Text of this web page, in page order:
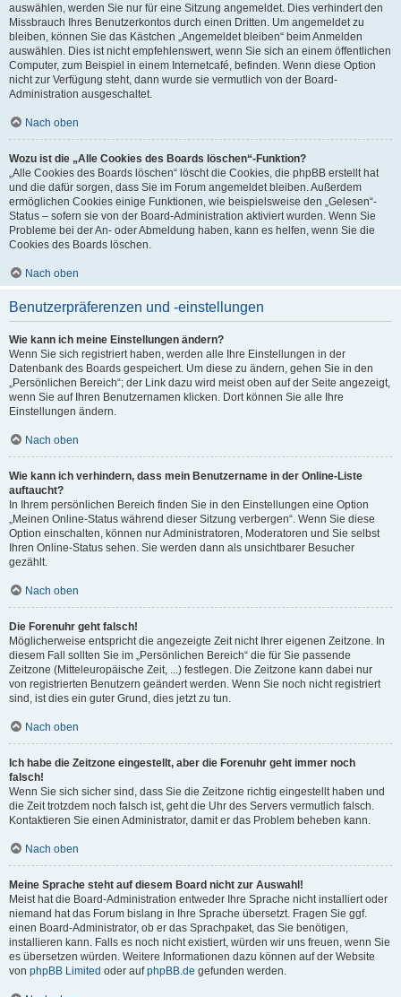
auswählen, werden Sie nur für eine Sitzung angemeldet. Dies verhindert den
Missbrauch Ihres Benutzerkontos durch einen Dritten. Um angemeldet zu
bleiben, können Sie das Kästchen „Angemeldet bleiben“ beim Anmelden
auswählen. Dies ist nicht empfehlenswert, wenn Sie sich an einem öffentlichen
Computer, zum Beispiel in einem Internetcafé, befinden. Wenn diese Option
nicht zur Verfügung steht, dann wurde sie vermutlich von der Board-
Administration ausgeschaltet.
Nach oben
Wozu ist die „Alle Cookies des Boards löschen“-Funktion?
„Alle Cookies des Boards löschen“ löscht die Cookies, die phpBB erstellt hat
und die dafür sorgen, dass Sie im Forum angemeldet bleiben. Außerdem
ermöglichen Cookies einige Funktionen, wie beispielsweise den „Gelesen“-
Status – sofern sie von der Board-Administration aktiviert wurden. Wenn Sie
Probleme bei der An- oder Abmeldung haben, kann es helfen, wenn Sie die
Cookies des Boards löschen.
Nach oben
Benutzerpräferenzen und -einstellungen
Wie kann ich meine Einstellungen ändern?
Wenn Sie sich registriert haben, werden alle Ihre Einstellungen in der
Datenbank des Boards gespeichert. Um diese zu ändern, gehen Sie in den
„Persönlichen Bereich“; der Link dazu wird meist oben auf der Seite angezeigt,
wenn Sie auf Ihren Benutzernamen klicken. Dort können Sie alle Ihre
Einstellungen ändern.
Nach oben
Wie kann ich verhindern, dass mein Benutzername in der Online-Liste
auftaucht?
In Ihrem persönlichen Bereich finden Sie in den Einstellungen eine Option
„Meinen Online-Status während dieser Sitzung verbergen“. Wenn Sie diese
Option einschalten, können nur Administratoren, Moderatoren und Sie selbst
Ihren Online-Status sehen. Sie werden dann als unsichtbarer Besucher
gezählt.
Nach oben
Die Forenuhr geht falsch!
Möglicherweise entspricht die angezeigte Zeit nicht Ihrer eigenen Zeitzone. In
diesem Fall sollten Sie im „Persönlichen Bereich“ die für Sie passende
Zeitzone (Mitteleuropäische Zeit, ...) festlegen. Die Zeitzone kann dabei nur
von registrierten Benutzern geändert werden. Wenn Sie noch nicht registriert
sind, ist dies ein guter Grund, dies jetzt zu tun.
Nach oben
Ich habe die Zeitzone eingestellt, aber die Forenuhr geht immer noch
falsch!
Wenn Sie sich sicher sind, dass Sie die Zeitzone richtig eingestellt haben und
die Zeit trotzdem noch falsch ist, geht die Uhr des Servers vermutlich falsch.
Kontaktieren Sie einen Administrator, damit er das Problem beheben kann.
Nach oben
Meine Sprache steht auf diesem Board nicht zur Auswahl!
Meist hat die Board-Administration entweder Ihre Sprache nicht installiert oder
niemand hat das Forum bislang in Ihre Sprache übersetzt. Fragen Sie ggf.
einen Board-Administrator, ob er das Sprachpaket, das Sie benötigen,
installieren kann. Falls es noch nicht existiert, würden wir uns freuen, wenn Sie
es übersetzen würden. Weitere Informationen dazu können auf der Website
von phpBB Limited oder aufphpBB.de gefunden werden.